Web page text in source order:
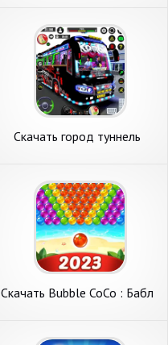
Андроид
Скачать город туннель
Андроид
Скачать Bubble CoCo : Бабл